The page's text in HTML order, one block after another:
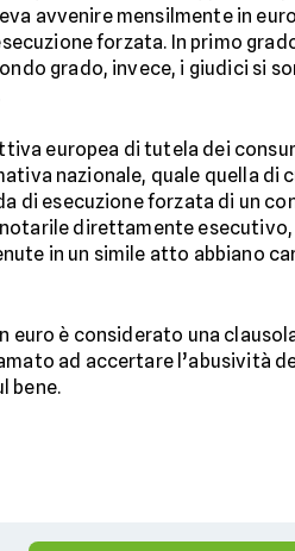
avvenire mensilmente in
forzata. In primo
grado, invece, i giudici si
europea di tutela dei
nazionale, quale quella di
di esecuzione forzata di un
direttamente esecutivo,
in un simile atto abbiano
euro è considerato una
ad accertare l’abusività
bene.